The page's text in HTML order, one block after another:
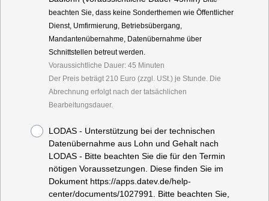
beachten Sie, dass keine Sonderthemen wie Öffentlicher
Dienst, Umfirmierung, Betriebsübergang,
Mandantenübernahme, Datenübernahme über
Schnittstellen betreut werden.
Voraussichtliche Dauer: 45 Minuten
Der Preis beträgt 210 Euro (zzgl. USt.) je Stunde. Die
Abrechnung erfolgt nach der tatsächlichen
Bearbeitungsdauer.
LODAS - Unterstützung bei der technischen
Datenübernahme aus Lohn und Gehalt nach
LODAS - Bitte beachten Sie die für den Termin
nötigen Voraussetzungen. Diese finden Sie im
Dokument https://apps.datev.de/help-
center/documents/1027991. Bitte beachten Sie,